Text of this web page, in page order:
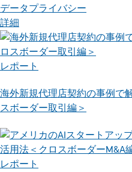
データプライバシー
詳細
レポート
海外新規代理店契約の事例で
スボーダー取引編＞
レポート